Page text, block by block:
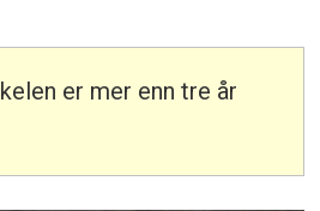
er mer enn tre år